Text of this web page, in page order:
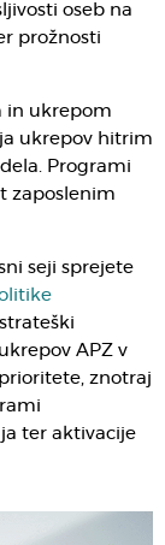
oseb na
prožnosti
in ukrepom
ukrepov hitrim
Programi
zaposlenim
seji sprejete
APZ v
znotraj
ter aktivacije